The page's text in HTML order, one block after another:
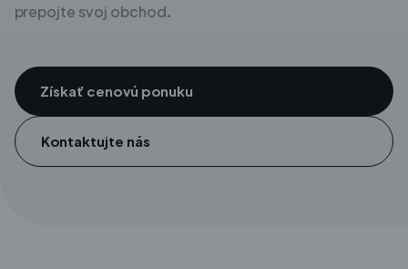
prepojte svoj obchod.
Získať cenovú ponuku
Kontaktujte nás